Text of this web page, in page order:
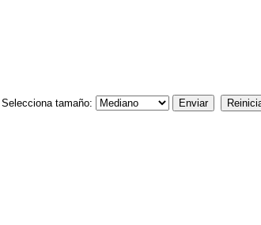
Selecciona tamaño: